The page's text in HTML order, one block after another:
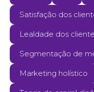
Satisfação dos
Lealdade dos
Segmentação de
Marketing holístico